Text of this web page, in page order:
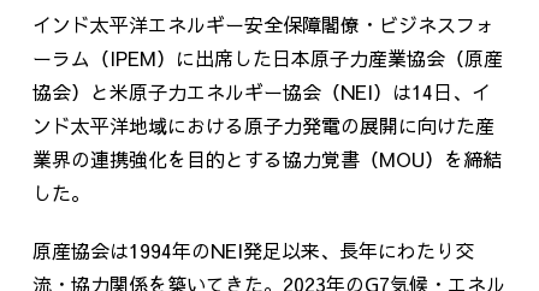
インド太平洋エネルギー安全保障閣僚・ビジネスフォ
ーラム（IPEM）に出席した日本原子力産業協会（原産
協会）と米原子力エネルギー協会（NEI）は14日、イ
ンド太平洋地域における原子力発電の展開に向けた産
業界の連携強化を目的とする協力覚書（MOU）を締結
した。
原産協会は1994年のNEI発足以来、長年にわたり交
流・協力関係を築いてきた。 2023年のG7気候・エネル